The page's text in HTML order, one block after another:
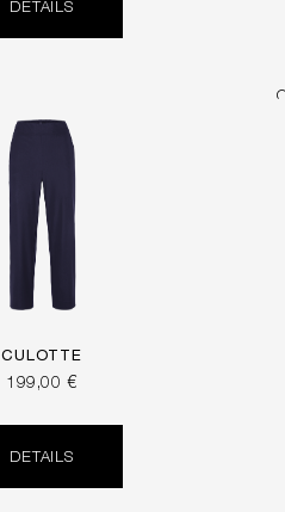
DETAILS
CULOTTE
199,00 €
DETAILS